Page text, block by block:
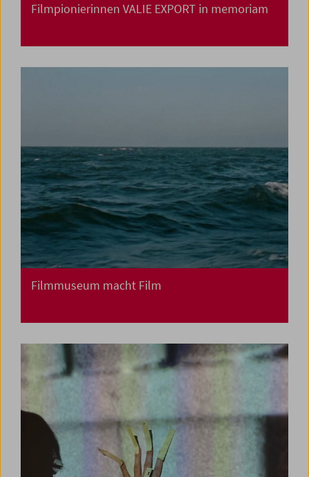
Filmpionierinnen VALIE EXPORT in memoriam
Filmmuseum macht Film